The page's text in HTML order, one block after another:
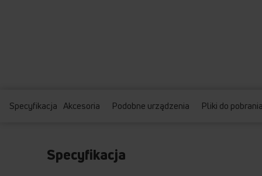
Specyfikacja Akcesoria Podobne urządzenia Pliki do pobrania
Specyfikacja